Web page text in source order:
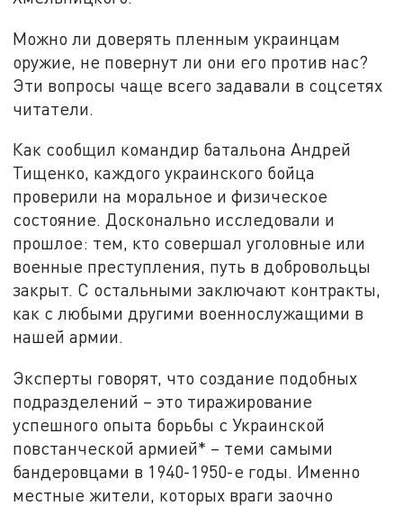
Можно ли доверять пленным украинцам
оружие, не повернут ли они его против нас?
Эти вопросы чаще всего задавали в соцсетях
читатели.
Как сообщил командир батальона Андрей
Тищенко, каждого украинского бойца
проверили на моральное и физическое
состояние. Досконально исследовали и
прошлое: тем, кто совершал уголовные или
военные преступления, путь в добровольцы
закрыт. С остальными заключают контракты,
как с любыми другими военнослужащими в
нашей армии.
Эксперты говорят, что создание подобных
подразделений – это тиражирование
успешного опыта борьбы с Украинской
повстанческой армией* – теми самыми
бандеровцами в 1940-1950-е годы. Именно
местные жители, которых враги заочно